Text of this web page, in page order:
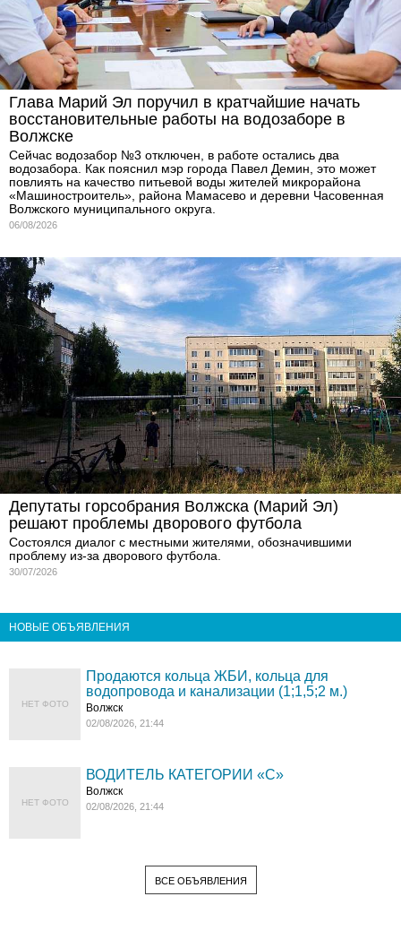
Глава Марий Эл поручил в кратчайшие начать
восстановительные работы на водозаборе в
Волжске
Сейчас водозабор №3 отключен, в работе остались два
водозабора. Как пояснил мэр города Павел Демин, это может
повлиять на качество питьевой воды жителей микрорайона
«Машиностроитель», района Мамасево и деревни Часовенная
Волжского муниципального округа.
06/08/2026
Депутаты горсобрания Волжска (Марий Эл)
решают проблемы дворового футбола
Состоялся диалог с местными жителями, обозначившими
проблему из-за дворового футбола.
30/07/2026
НОВЫЕ ОБЪЯВЛЕНИЯ
НЕТ ФОТО
Продаются кольца ЖБИ, кольца для
водопровода и канализации (1;1,5;2 м.)
Волжск
02/08/2026, 21:44
НЕТ ФОТО
ВОДИТЕЛЬ КАТЕГОРИИ «C»
Волжск
02/08/2026, 21:44
ВСЕ ОБЪЯВЛЕНИЯ